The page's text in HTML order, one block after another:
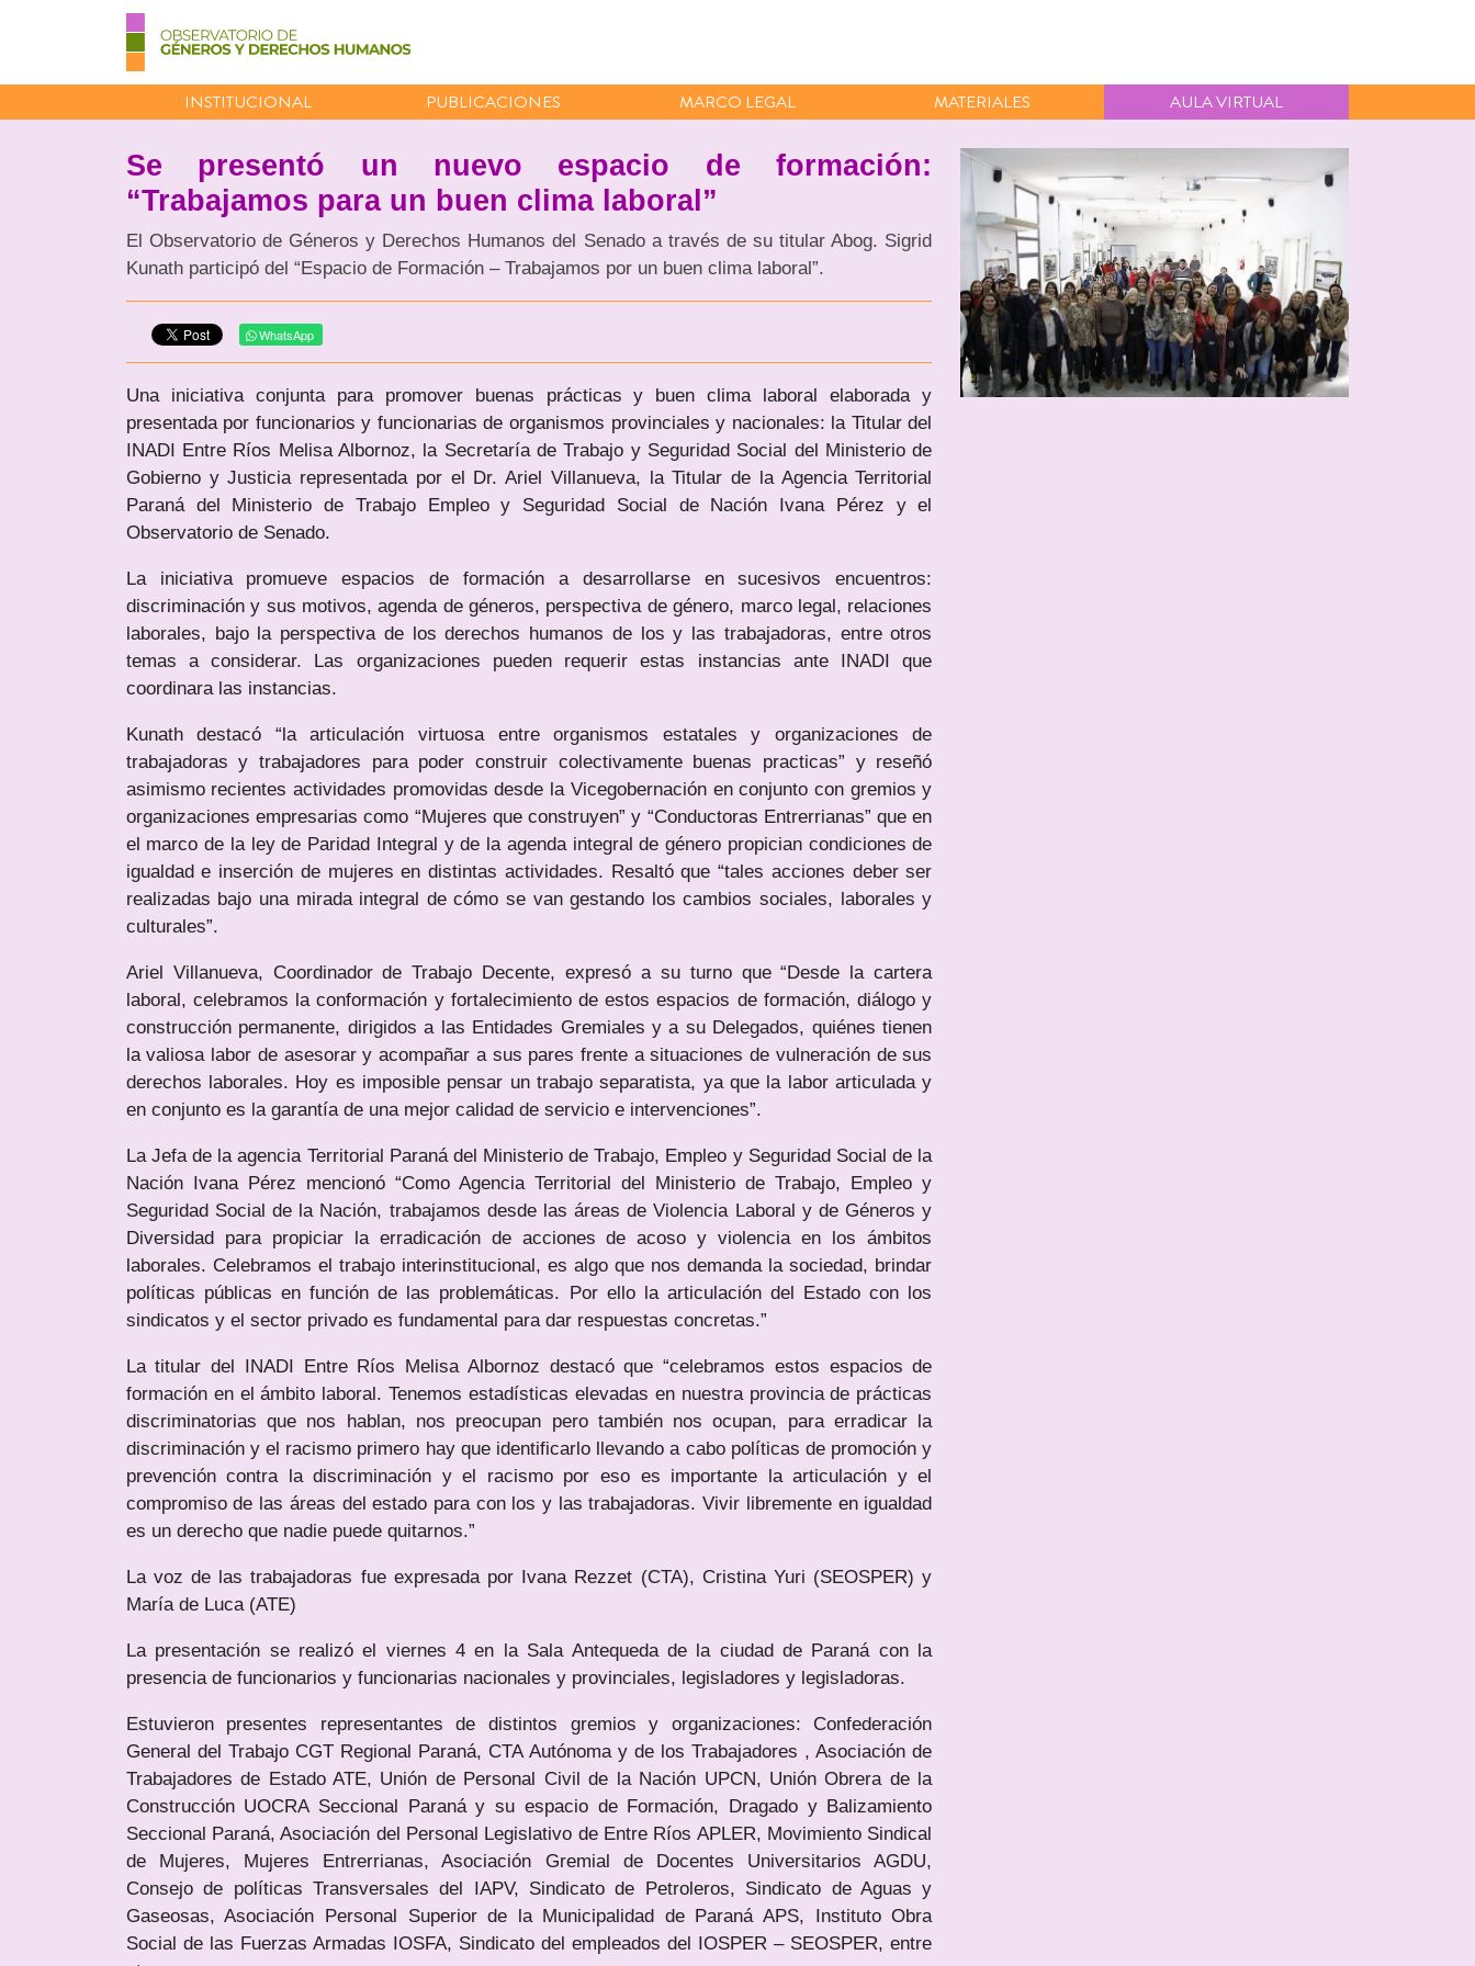
INSTITUCIONAL PUBLICACIONES MARCO LEGAL MATERIALES AULA VIRTUAL
Se presentó un nuevo espacio de formación:
“Trabajamos para un buen clima laboral”
El Observatorio de Géneros y Derechos Humanos del Senado a través de su titular Abog. Sigrid
Kunath participó del “Espacio de Formación – Trabajamos por un buen clima laboral”.
WhatsApp
Una iniciativa conjunta para promover buenas prácticas y buen clima laboral elaborada y
presentada por funcionarios y funcionarias de organismos provinciales y nacionales: la Titular del
INADI Entre Ríos Melisa Albornoz, la Secretaría de Trabajo y Seguridad Social del Ministerio de
Gobierno y Justicia representada por el Dr. Ariel Villanueva, la Titular de la Agencia Territorial
Paraná del Ministerio de Trabajo Empleo y Seguridad Social de Nación Ivana Pérez y el
Observatorio de Senado.
La iniciativa promueve espacios de formación a desarrollarse en sucesivos encuentros:
discriminación y sus motivos, agenda de géneros, perspectiva de género, marco legal, relaciones
laborales, bajo la perspectiva de los derechos humanos de los y las trabajadoras, entre otros
temas a considerar. Las organizaciones pueden requerir estas instancias ante INADI que
coordinara las instancias.
Kunath destacó “la articulación virtuosa entre organismos estatales y organizaciones de
trabajadoras y trabajadores para poder construir colectivamente buenas practicas” y reseñó
asimismo recientes actividades promovidas desde la Vicegobernación en conjunto con gremios y
organizaciones empresarias como “Mujeres que construyen” y “Conductoras Entrerrianas” que en
el marco de la ley de Paridad Integral y de la agenda integral de género propician condiciones de
igualdad e inserción de mujeres en distintas actividades. Resaltó que “tales acciones deber ser
realizadas bajo una mirada integral de cómo se van gestando los cambios sociales, laborales y
culturales”.
Ariel Villanueva, Coordinador de Trabajo Decente, expresó a su turno que “Desde la cartera
laboral, celebramos la conformación y fortalecimiento de estos espacios de formación, diálogo y
construcción permanente, dirigidos a las Entidades Gremiales y a su Delegados, quiénes tienen
la valiosa labor de asesorar y acompañar a sus pares frente a situaciones de vulneración de sus
derechos laborales. Hoy es imposible pensar un trabajo separatista, ya que la labor articulada y
en conjunto es la garantía de una mejor calidad de servicio e intervenciones”.
La Jefa de la agencia Territorial Paraná del Ministerio de Trabajo, Empleo y Seguridad Social de la
Nación Ivana Pérez mencionó “Como Agencia Territorial del Ministerio de Trabajo, Empleo y
Seguridad Social de la Nación, trabajamos desde las áreas de Violencia Laboral y de Géneros y
Diversidad para propiciar la erradicación de acciones de acoso y violencia en los ámbitos
laborales. Celebramos el trabajo interinstitucional, es algo que nos demanda la sociedad, brindar
políticas públicas en función de las problemáticas. Por ello la articulación del Estado con los
sindicatos y el sector privado es fundamental para dar respuestas concretas.”
La titular del INADI Entre Ríos Melisa Albornoz destacó que “celebramos estos espacios de
formación en el ámbito laboral. Tenemos estadísticas elevadas en nuestra provincia de prácticas
discriminatorias que nos hablan, nos preocupan pero también nos ocupan, para erradicar la
discriminación y el racismo primero hay que identificarlo llevando a cabo políticas de promoción y
prevención contra la discriminación y el racismo por eso es importante la articulación y el
compromiso de las áreas del estado para con los y las trabajadoras. Vivir libremente en igualdad
es un derecho que nadie puede quitarnos.”
La voz de las trabajadoras fue expresada por Ivana Rezzet (CTA), Cristina Yuri (SEOSPER) y
María de Luca (ATE)
La presentación se realizó el viernes 4 en la Sala Antequeda de la ciudad de Paraná con la
presencia de funcionarios y funcionarias nacionales y provinciales, legisladores y legisladoras.
Estuvieron presentes representantes de distintos gremios y organizaciones: Confederación
General del Trabajo CGT Regional Paraná, CTA Autónoma y de los Trabajadores , Asociación de
Trabajadores de Estado ATE, Unión de Personal Civil de la Nación UPCN, Unión Obrera de la
Construcción UOCRA Seccional Paraná y su espacio de Formación, Dragado y Balizamiento
Seccional Paraná, Asociación del Personal Legislativo de Entre Ríos APLER, Movimiento Sindical
de Mujeres, Mujeres Entrerrianas, Asociación Gremial de Docentes Universitarios AGDU,
Consejo de políticas Transversales del IAPV, Sindicato de Petroleros, Sindicato de Aguas y
Gaseosas, Asociación Personal Superior de la Municipalidad de Paraná APS, Instituto Obra
Social de las Fuerzas Armadas IOSFA, Sindicato del empleados del IOSPER – SEOSPER, entre